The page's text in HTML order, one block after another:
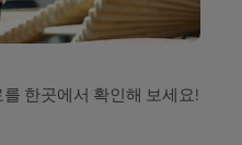
한곳에서 확인해 보세요!